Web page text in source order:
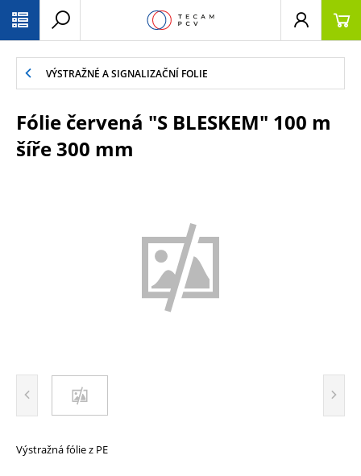
VÝSTRAŽNÉ A SIGNALIZAČNÍ FOLIE
Fólie červená "S BLESKEM" 100 m
šíře 300 mm
Výstražná fólie z PE